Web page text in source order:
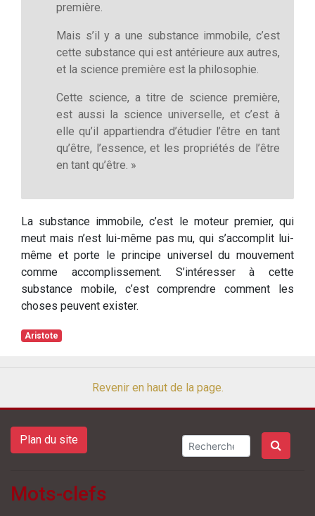
première.
Mais s’il y a une substance immobile, c’est
cette substance qui est antérieure aux autres,
et la science première est la philosophie.
Cette science, a titre de science première,
est aussi la science universelle, et c’est à
elle qu’il appartiendra d’étudier l’être en tant
qu’être, l’essence, et les propriétés de l’être
en tant qu’être. »
La substance immobile, c’est le moteur premier, qui
meut mais n’est lui-même pas mu, qui s’accomplit lui-
même et porte le principe universel du mouvement
comme accomplissement. S’intéresser à cette
substance mobile, c’est comprendre comment les
choses peuvent exister.
Aristote
Revenir en haut de la page.
Plan du site
Mots-clefs